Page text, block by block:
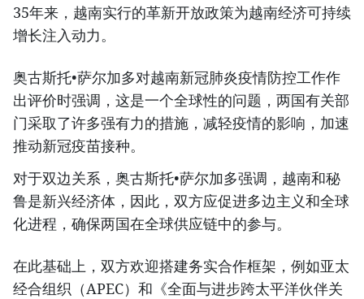
35年来，越南实行的革新开放政策为越南经济可持续
增长注入动力。
奥古斯托•萨尔加多对越南新冠肺炎疫情防控工作作
出评价时强调，这是一个全球性的问题，两国有关部
门采取了许多强有力的措施，减轻疫情的影响，加速
推动新冠疫苗接种。
对于双边关系，奥古斯托•萨尔加多强调，越南和秘
鲁是新兴经济体，因此，双方应促进多边主义和全球
化进程，确保两国在全球供应链中的参与。
在此基础上，双方欢迎搭建务实合作框架，例如亚太
经合组织（APEC）和《全面与进步跨太平洋伙伴关